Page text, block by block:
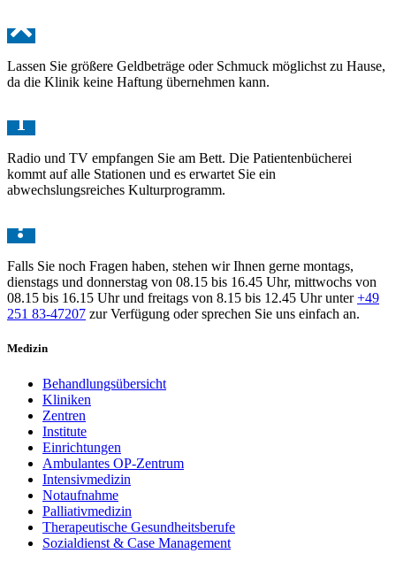
Lassen Sie größere Geldbeträge oder Schmuck möglichst zu Hause,
da die Klinik keine Haftung übernehmen kann.
Radio und TV empfangen Sie am Bett. Die Patientenbücherei
kommt auf alle Stationen und es erwartet Sie ein
abwechslungsreiches Kulturprogramm.
Falls Sie noch Fragen haben, stehen wir Ihnen gerne montags,
dienstags und donnerstag von 08.15 bis 16.45 Uhr, mittwochs von
08.15 bis 16.15 Uhr und freitags von 8.15 bis 12.45 Uhr unter+49
251 83-47207 zur Verfügung oder sprechen Sie uns einfach an.
Medizin
Behandlungsübersicht
Kliniken
Zentren
Institute
Einrichtungen
Ambulantes OP-Zentrum
Intensivmedizin
Notaufnahme
Palliativmedizin
Therapeutische Gesundheitsberufe
Sozialdienst & Case Management